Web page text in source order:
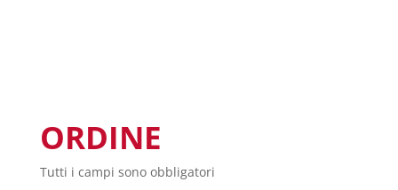
ORDINE
Tutti i campi sono obbligatori